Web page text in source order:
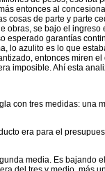
entonces al
cosas de parte y parte
obras, se bajo el
esperado garantías
lo azulito es lo que
entonces miren
imposible. Ahí esta
con tres medidas: una
era para el
media. Es bajando